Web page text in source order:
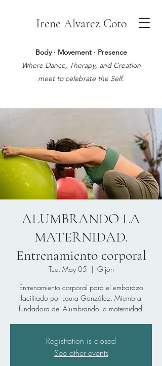
Irene Alvarez Coto
Body · Movement · Presence
Where Dance, Therapy, and Creation
meet to celebrate the Self.
ALUMBRANDO LA
MATERNIDAD.
Entrenamiento corporal
Tue, May 05
  |
Gijón
Entrenamiento corporal para el embarazo
facilitado por Laura González. Miembra
fundadora de 'Alumbrando la maternidad'
Registration is closed
See other events